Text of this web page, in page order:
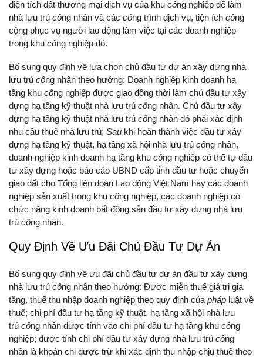
diện tích đất thương mại dịch vụ của khu công nghiệp để làm
nhà lưu trú công nhân và các công trình dịch vụ, tiện ích công
cộng phục vụ người lao động làm việc tại các doanh nghiệp
trong khu công nghiệp đó.
Bổ sung quy định về lựa chọn chủ đầu tư dự án xây dựng nhà
lưu trú công nhân theo hướng: Doanh nghiệp kinh doanh hạ
tầng khu công nghiệp được giao đồng thời làm chủ đầu tư xây
dựng hạ tầng kỹ thuật nhà lưu trú công nhân. Chủ đầu tư xây
dựng hạ tầng kỹ thuật nhà lưu trú công nhân đó phải xác định
nhu cầu thuê nhà lưu trú; Sau khi hoàn thành việc đầu tư xây
dựng hạ tầng kỹ thuật, hạ tầng xã hội nhà lưu trú công nhân,
doanh nghiệp kinh doanh hạ tầng khu công nghiệp có thể tự đầu
tư xây dựng hoặc báo cáo UBND cấp tỉnh đầu tư hoặc chuyển
giao đất cho Tổng liên đoàn Lao động Việt Nam hay các doanh
nghiệp sản xuất trong khu công nghiệp, các doanh nghiệp có
chức năng kinh doanh bất động sản đầu tư xây dựng nhà lưu
trú công nhân.
Quy Định Về Ưu Đãi Chủ Đầu Tư Dự Án
Bổ sung quy định về ưu đãi chủ đầu tư dự án đầu tư xây dựng
nhà lưu trú công nhân theo hướng: Được miễn thuế giá trị gia
tăng, thuế thu nhập doanh nghiệp theo quy định của pháp luật về
thuế; chi phí đầu tư hạ tầng kỹ thuật, hạ tầng xã hội nhà lưu
trú công nhân được tính vào chi phí đầu tư hạ tầng khu công
nghiệp; được tính chi phí đầu tư xây dựng nhà lưu trú công
nhân là khoản chi được trừ khi xác định thu nhập chịu thuế theo